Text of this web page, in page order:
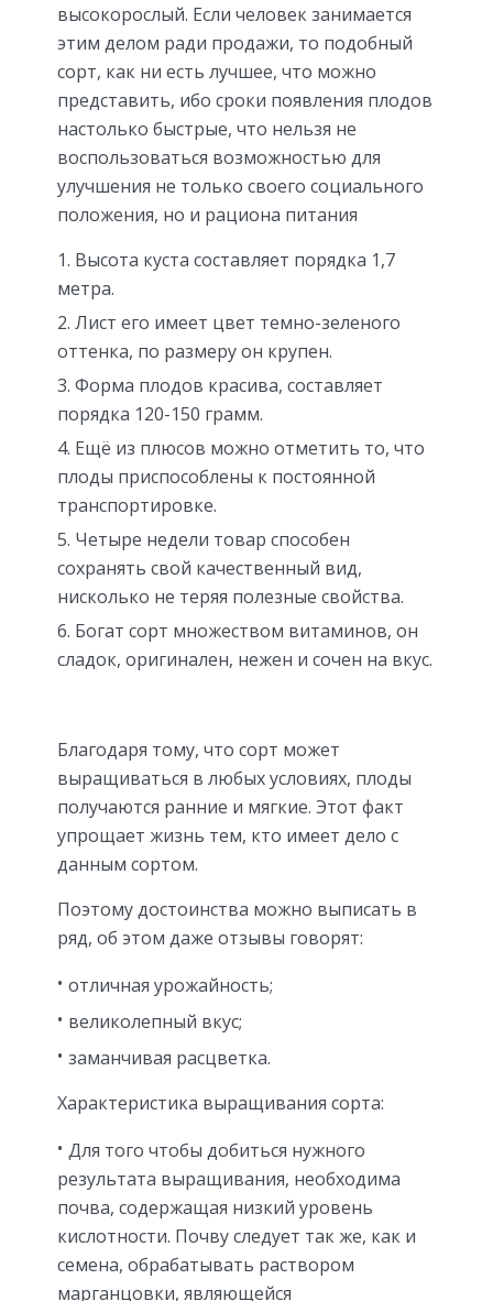
высокорослый. Если человек занимается
этим делом ради продажи, то подобный
сорт, как ни есть лучшее, что можно
представить, ибо сроки появления плодов
настолько быстрые, что нельзя не
воспользоваться возможностью для
улучшения не только своего социального
положения, но и рациона питания
Высота куста составляет порядка 1,7
метра.
Лист его имеет цвет темно-зеленого
оттенка, по размеру он крупен.
Форма плодов красива, составляет
порядка 120-150 грамм.
Ещё из плюсов можно отметить то, что
плоды приспособлены к постоянной
транспортировке.
Четыре недели товар способен
сохранять свой качественный вид,
нисколько не теряя полезные свойства.
Богат сорт множеством витаминов, он
сладок, оригинален, нежен и сочен на вкус.
Благодаря тому, что сорт может
выращиваться в любых условиях, плоды
получаются ранние и мягкие. Этот факт
упрощает жизнь тем, кто имеет дело с
данным сортом.
Поэтому достоинства можно выписать в
ряд, об этом даже отзывы говорят:
отличная урожайность;
великолепный вкус;
заманчивая расцветка.
Характеристика выращивания сорта:
Для того чтобы добиться нужного
результата выращивания, необходима
почва, содержащая низкий уровень
кислотности. Почву следует так же, как и
семена, обрабатывать раствором
марганцовки, являющейся